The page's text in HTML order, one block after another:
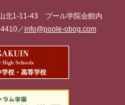
北1-11-43 プール学院会館内
／info@poole-obog.com